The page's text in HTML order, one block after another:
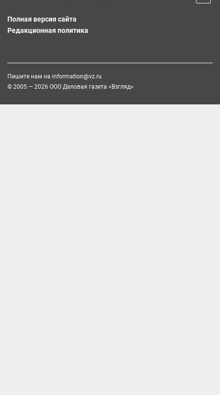
Полная версия сайта
Редакционная политика
Пишите нам на information@vz.ru
© 2005 — 2026 ООО Деловая газета «Взгляд»